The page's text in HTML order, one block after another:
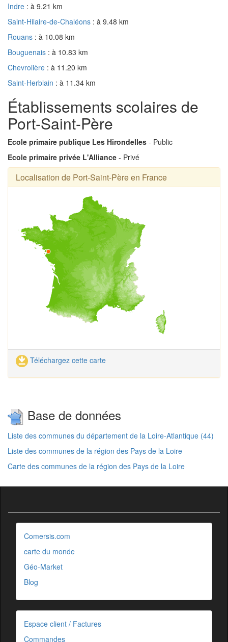
Indre : à 9.21 km
Saint-Hilaire-de-Chaléons : à 9.48 km
Rouans : à 10.08 km
Bouguenais : à 10.83 km
Chevrolière : à 11.20 km
Saint-Herblain : à 11.34 km
Établissements scolaires de
Port-Saint-Père
Ecole primaire publique Les Hirondelles - Public
Ecole primaire privée L'Alliance - Privé
Localisation de Port-Saint-Père en France
Téléchargez cette carte
Base de données
Liste des communes du département de la Loire-Atlantique (44)
Liste des communes de la région des Pays de la Loire
Carte des communes de la région des Pays de la Loire
Comersis.com
carte du monde
Géo-Market
Blog
Espace client / Factures
Commandes